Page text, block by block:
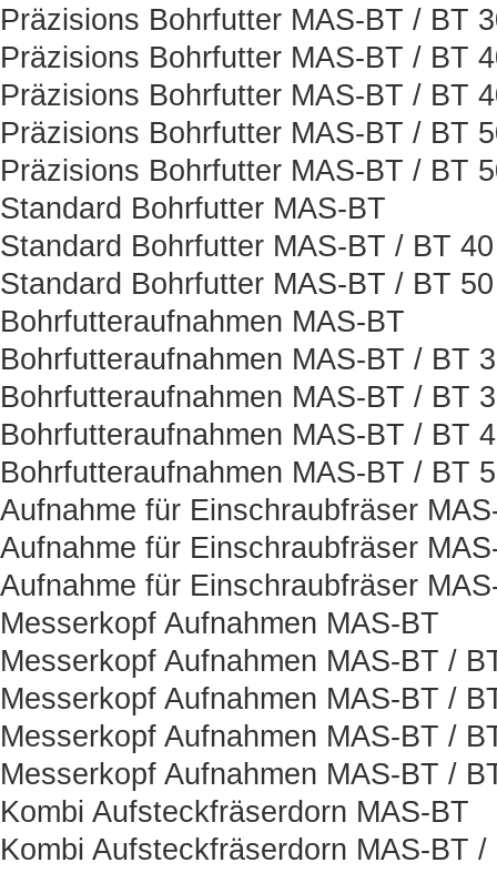
Präzisions Bohrfutter MAS-BT / BT
Präzisions Bohrfutter MAS-BT / BT
Präzisions Bohrfutter MAS-BT / BT
Präzisions Bohrfutter MAS-BT / BT
Präzisions Bohrfutter MAS-BT / BT
Standard Bohrfutter MAS-BT
Standard Bohrfutter MAS-BT / BT 40
Standard Bohrfutter MAS-BT / BT 50
Bohrfutteraufnahmen MAS-BT
Bohrfutteraufnahmen MAS-BT / BT
Bohrfutteraufnahmen MAS-BT / BT
Bohrfutteraufnahmen MAS-BT / BT
Bohrfutteraufnahmen MAS-BT / BT
Aufnahme für Einschraubfräser
Aufnahme für Einschraubfräser
Aufnahme für Einschraubfräser
Messerkopf Aufnahmen MAS-BT
Messerkopf Aufnahmen MAS-BT /
Messerkopf Aufnahmen MAS-BT /
Messerkopf Aufnahmen MAS-BT /
Messerkopf Aufnahmen MAS-BT /
Kombi Aufsteckfräserdorn MAS-BT
Kombi Aufsteckfräserdorn MAS-BT /